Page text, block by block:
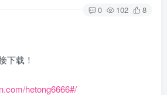
0 102 8
下载！
hetong6666#/